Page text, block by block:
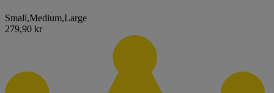
Small,Medium,Large
279,90 kr